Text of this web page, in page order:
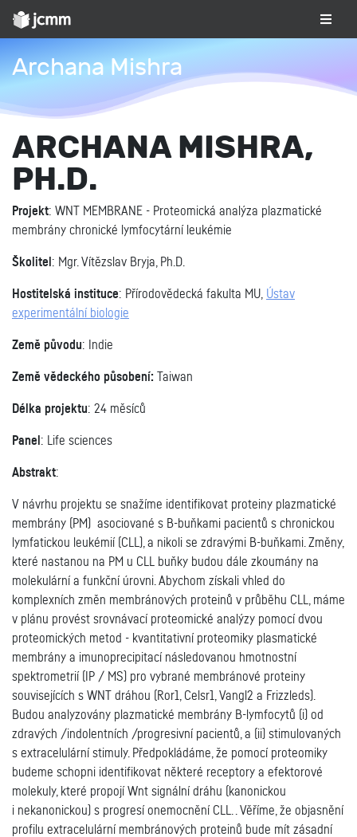
Archana Mishra
ARCHANA MISHRA,
PH.D.
Projekt: WNT MEMBRANE - Proteomická analýza plazmatické
membrány chronické lymfocytární leukémie
Školitel : Mgr. Vítězslav Bryja, Ph.D.
Hostitelská instituce: Přírodovědecká fakulta MU, Ústav
experimentální biologie
Země původu: Indie
Země vědeckého působení: Taiwan
Délka projektu: 24 měsíců
Panel : Life sciences
Abstrakt:
V návrhu projektu se snažíme identifikovat proteiny plazmatické
membrány (PM) asociované s B-buňkami pacientů s chronickou
lymfatickou leukémií (CLL), a nikoli se zdravými B-buňkami. Změny,
které nastanou na PM u CLL buňky budou dále zkoumány na
molekulární a funkční úrovni. Abychom získali vhled do
komplexních změn membránových proteinů v průběhu CLL, máme
v plánu provést srovnávací proteomické analýzy pomocí dvou
proteomických metod - kvantitativní proteomiky plasmatické
membrány a imunoprecipitací následovanou hmotnostní
spektrometrií (IP / MS) pro vybrané membránové proteiny
souvisejících s WNT dráhou (Ror1, Celsr1, Vangl2 a Frizzleds).
Budou analyzovány plazmatické membrány B-lymfocytů (i) od
zdravých /indolentních /progresivní pacientů, a (ii) stimulovaných
s extracelulární stimuly. Předpokládáme, že pomocí proteomiky
budeme schopni identifikovat některé receptory a efektorové
molekuly, které propojí Wnt signální dráhu (kanonickou
i nekanonickou) s progresí onemocnění CLL. . Věříme, že objasnění
profilu extracelulární membránových proteinů bude mít zásadní